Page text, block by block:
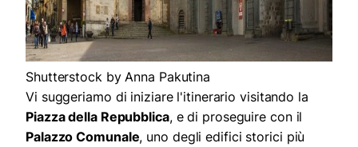
Shutterstock by Anna Pakutina
Vi suggeriamo di iniziare l'itinerario visitando la
Piazza della Repubblica, e di proseguire con il
Palazzo Comunale, uno degli edifici storici più